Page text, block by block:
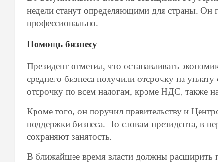
недели станут определяющими для страны. Он
профессионально.
Помощь бизнесу
Президент отметил, что останавливать
среднего бизнеса получили отсрочку на
отсрочку по всем налогам, кроме НДС, также
Кроме того, он поручил правительству и
поддержки бизнеса. По словам президента, в
сохраняют занятость.
В ближайшее время власти должны расширить